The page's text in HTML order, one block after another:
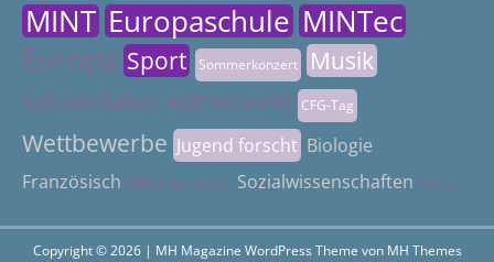
MINT Europaschule MINTec
Europa Sport Sommerkonzert
Musik
Schülerlabor Astronomie CFG-Tag
Wettbewerbe Jugend forscht Biologie
Französisch CFG Sommerfest Sozialwissenschaften Abitur
Copyright © 2026 | MH Magazine WordPress Theme von MH Themes